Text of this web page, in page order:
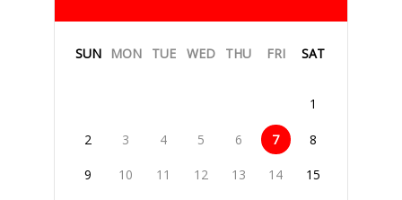
SUN MON TUE WED THU FRI SAT
1
2 3 4 5 6 7 8
9 10 11 12 13 14 15